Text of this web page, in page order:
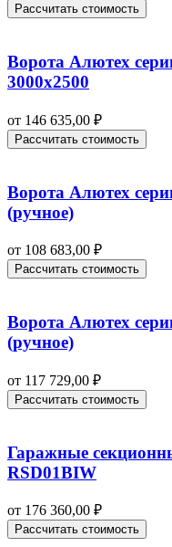
Рассчитать стоимость
Ворота Алютех
3000х2500
от 146 635,00 ₽
Рассчитать стоимость
Ворота Алютех
(ручное)
от 108 683,00 ₽
Рассчитать стоимость
Ворота Алютех
(ручное)
от 117 729,00 ₽
Рассчитать стоимость
Гаражные
RSD01BIW
от 176 360,00 ₽
Рассчитать стоимость